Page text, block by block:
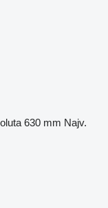
630 mm Najv.